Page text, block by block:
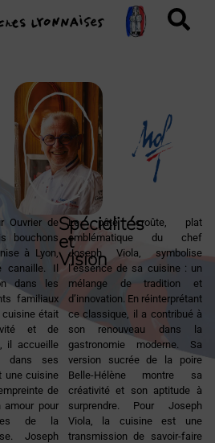
Ouvrier de
bouchons
à Lyon,
canaille. Il
dans les
familiaux
était
et de
il accueille
dans ses
une cuisine
de
amour pour
de la
Joseph
Spécialités
et
Vision
Le pâté croûte, plat
emblématique du chef
Joseph Viola, symbolise
l’essence de sa cuisine : un
mélange de tradition et
d’innovation. En réinterprétant
ce classique, il a contribué à
son renouveau dans la
gastronomie moderne. Sa
version sucrée de la poire
Belle-Hélène montre sa
créativité et son aptitude à
surprendre. Pour Joseph
Viola, la cuisine est une
transmission de savoir-faire